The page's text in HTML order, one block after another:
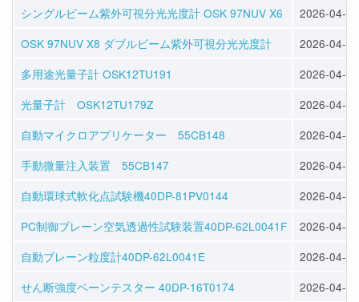
シングルビーム紫外可視分光光度計 OSK 97NUV X6
2026-04-20
OSK 97NUV X8 ダブルビーム紫外可視分光光度計
2026-04-20
多用途光量子計 OSK12TU191
2026-04-28
光量子計 OSK12TU179Z
2026-04-28
自動マイクロアプリケーター 55CB148
2026-04-28
手動微量注入装置 55CB147
2026-04-28
自動環球式軟化点試験機40DP-81PV0144
2026-04-28
PC制御ブレーン空気透過性試験装置40DP-62L0041F
2026-04-28
自動ブレーン粒度計40DP-62L0041E
2026-04-28
せん断強度ベーンテスター 40DP-16T0174
2026-04-30